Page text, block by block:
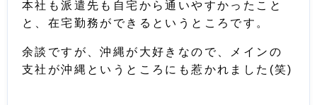
本社も派遣先も自宅から通いやすかったこと
と、在宅勤務ができるというところです。
余談ですが、沖縄が大好きなので、メインの
支社が沖縄というところにも惹かれました(笑)